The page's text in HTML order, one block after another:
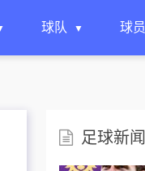
球队 球员
足球新闻